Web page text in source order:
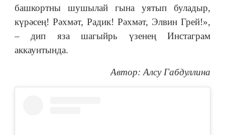
башкортны шушылай гына уятып буладыр,
күрәсең! Рәхмәт, Радик! Рәхмәт, Элвин Грей!»,
– дип яза шагыйрь үзенең Инстаграм
аккаунтында.
Автор: Алсу Габдуллина